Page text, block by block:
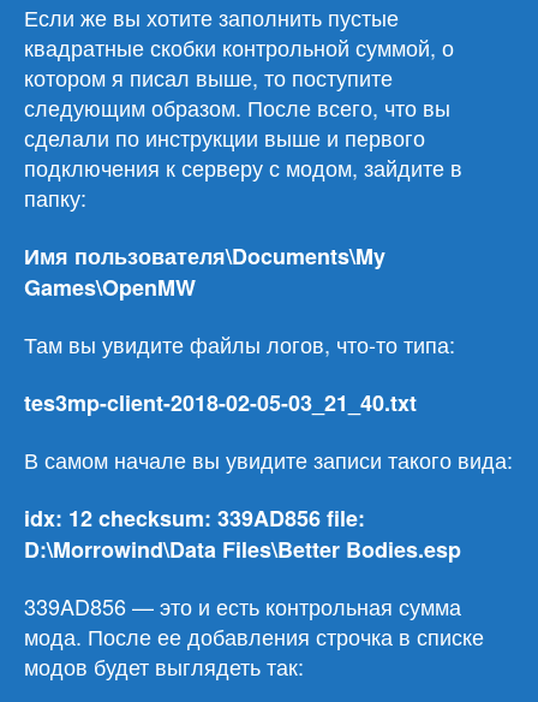
Если же вы хотите заполнить пустые
квадратные скобки контрольной суммой, о
котором я писал выше, то поступите
следующим образом. После всего, что вы
сделали по инструкции выше и первого
подключения к серверу с модом, зайдите в
папку:
Имя пользователя\Documents\My
Games\OpenMW
Там вы увидите файлы логов, что-то типа:
tes3mp-client-2018-02-05-03_21_40.txt
В самом начале вы увидите записи такого вида:
idx: 12 checksum: 339AD856 file:
D:\Morrowind\Data Files\Better Bodies.esp
339AD856 — это и есть контрольная сумма
мода. После ее добавления строчка в списке
модов будет выглядеть так: